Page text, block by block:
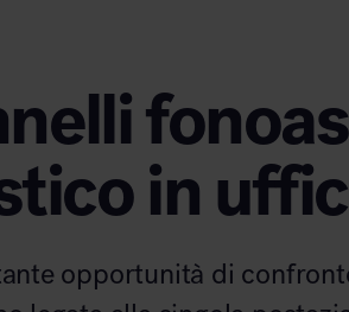
Area direzionale in
opportunità di